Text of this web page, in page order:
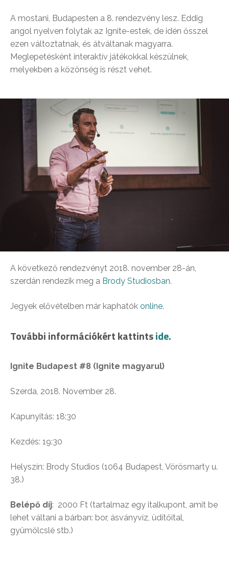
A mostani, Budapesten a 8. rendezvény lesz. Eddig
angol nyelven folytak az Ignite-estek, de idén ősszel
ezen változtatnak, és átváltanak magyarra.
Meglepetésként interaktív játékokkal készülnek,
melyekben a közönség is részt vehet.
A következő rendezvényt 2018. november 28-án,
szerdán rendezik meg a Brody Studiosban.
Jegyek elővételben már kaphatók online.
További információkért kattintside.
Ignite Budapest #8 (Ignite magyarul)
Szerda, 2018. November 28.
Kapunyitás: 18:30
Kezdés: 19:30
Helyszín: Brody Studios (1064 Budapest, Vörösmarty u.
38.)
Belépő díj: 2000 Ft (tartalmaz egy italkupont, amit be
lehet váltani a bárban: bor, ásványvíz, üdítőital,
gyümölcslé stb.)